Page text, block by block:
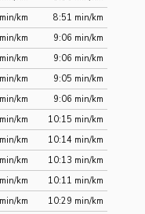
km
8:51 min/km
km
9:06 min/km
km
9:06 min/km
km
9:05 min/km
km
9:06 min/km
km
10:15 min/km
km
10:14 min/km
km
10:13 min/km
km
10:11 min/km
km
10:29 min/km